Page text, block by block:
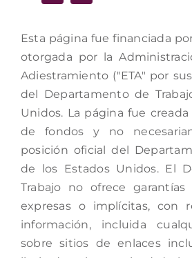
Esta página fue financiada
otorgada por la
Adiestramiento ("ETA" por
del Departamento de
Unidos. La página fue
de fondos y no
posición oficial del
de los Estados Unidos. El
Trabajo no ofrece
expresas o implícitas, con
información, incluida
sobre sitios de enlaces